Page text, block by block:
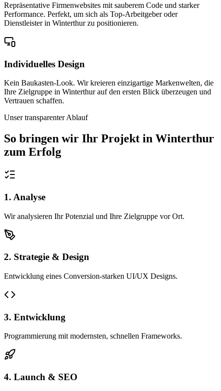
Repräsentative Firmenwebsites mit sauberem Code und starker
Performance. Perfekt, um sich als Top-Arbeitgeber oder
Dienstleister in Winterthur zu positionieren.
Individuelles Design
Kein Baukasten-Look. Wir kreieren einzigartige Markenwelten, die
Ihre Zielgruppe in Winterthur auf den ersten Blick überzeugen und
Vertrauen schaffen.
Unser transparenter Ablauf
So bringen wir Ihr Projekt in Winterthur
zum Erfolg
1. Analyse
Wir analysieren Ihr Potenzial und Ihre Zielgruppe vor Ort.
2. Strategie & Design
Entwicklung eines Conversion-starken UI/UX Designs.
3. Entwicklung
Programmierung mit modernsten, schnellen Frameworks.
4. Launch & SEO